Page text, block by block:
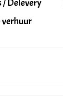
/ Delevery